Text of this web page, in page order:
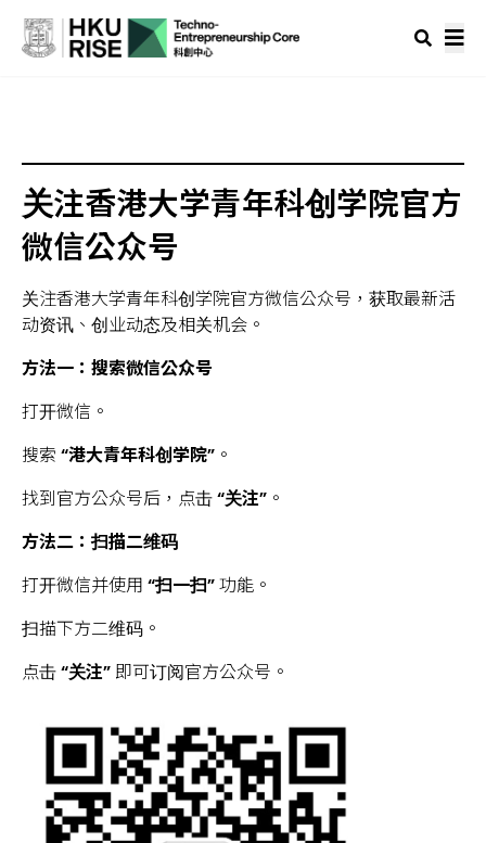
关注香港大学青年科创学院官方
微信公众号
关注香港大学青年科创学院官方微信公众号，获取最新活
动资讯、创业动态及相关机会。
方法一：搜索微信公众号
打开微信。
搜索 “港大青年科创学院” 。
找到官方公众号后，点击“关注” 。
方法二：扫描二维码
打开微信并使用 “扫一扫”功能。
扫描下方二维码。
点击“关注” 即可订阅官方公众号。